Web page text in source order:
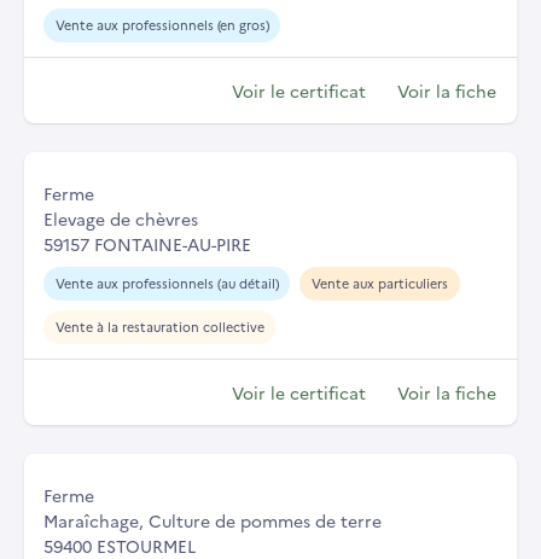
Vente aux professionnels (en gros)
Voir le certificat Voir la fiche
Ferme
Elevage de chèvres
59157 FONTAINE-AU-PIRE
Vente aux professionnels (au détail) Vente aux particuliers
Vente à la restauration collective
Voir le certificat Voir la fiche
Ferme
Maraîchage, Culture de pommes de terre
59400 ESTOURMEL